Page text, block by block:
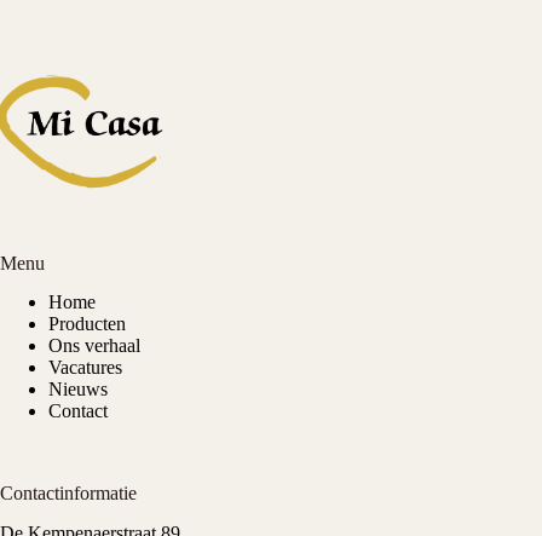
Menu
Home
Producten
Ons verhaal
Vacatures
Nieuws
Contact
Contactinformatie